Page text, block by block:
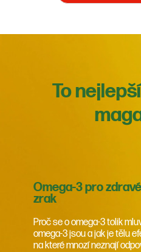
To
Omega-3 pro
zrak
Proč se o omega-3 tolik
omega-3 jsou a jak je tělu
na které mnozí neznají